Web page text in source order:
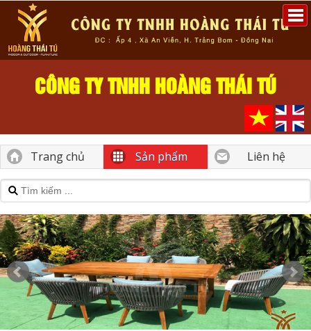
CÔNG TY TNHH HOÀNG THÁI TÚ
Trang chủ Sản phẩm Liên hệ